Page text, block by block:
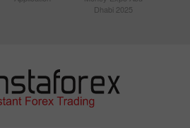
Dhabi 2025